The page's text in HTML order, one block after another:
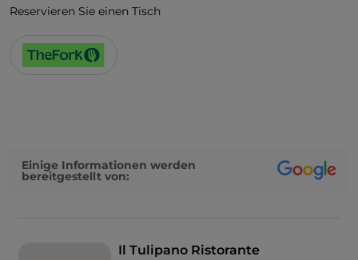
Behindertengerechter Zugang
WLAN
Reservieren Sie einen Tisch
Einige Informationen werden
bereitgestellt von:
Il Tulipano Ristorante